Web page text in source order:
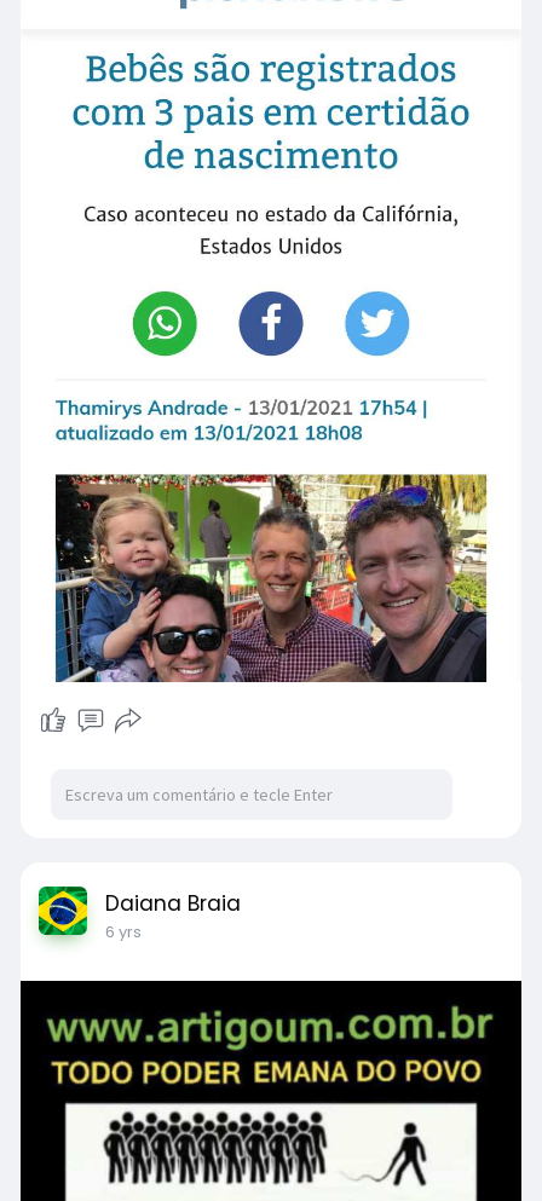
Daiana Braia
6 yrs